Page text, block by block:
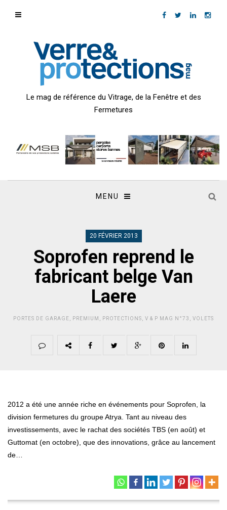
Le mag de référence du Vitrage, de la Fenêtre et des
Fermetures
MENU
20 FÉVRIER 2013
Soprofen reprend le
fabricant belge Van
Laere
PORTES DE GARAGE PREMIUM PROTECTIONS V & P MAG N°73 VOLETS
2012 a été une année riche en événements pour Soprofen, la
division fermetures du groupe Atrya. Tant au niveau des
investissements, avec le rachat des sociétés TBS (en août) et
Guttomat (en octobre), que des innovations, grâce au lancement
de…